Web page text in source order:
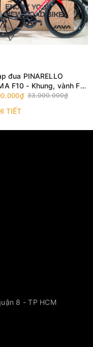
đua PINARELLO
F10 - Khung, vành Full
Full group Shimano
Màu Đen/Đỏ
33.000.000₫
TIẾT
8 - TP HCM